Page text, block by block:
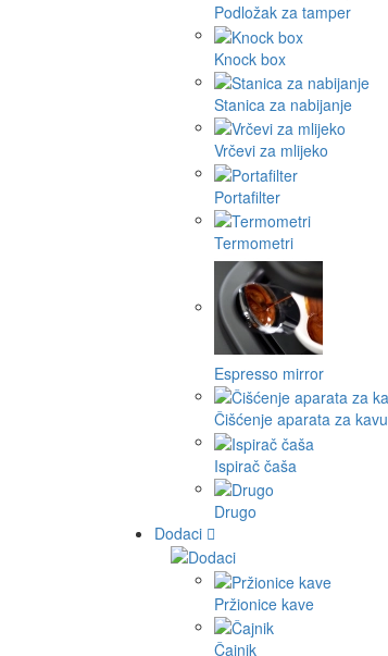
Podložak za tamper
Knock box
Stanica za nabijanje
Vrčevi za mlijeko
Portafilter
Termometri
Espresso mirror
Čišćenje aparata za kavu
Ispirač čaša
Drugo
Dodaci
Pržionice kave
Čajnik